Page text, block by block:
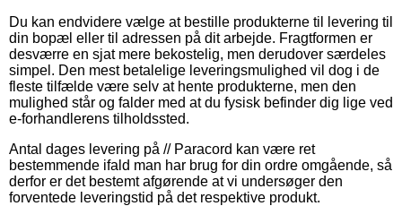
Du kan endvidere vælge at bestille produkterne til levering til
din bopæl eller til adressen på dit arbejde. Fragtformen er
desværre en sjat mere bekostelig, men derudover særdeles
simpel. Den mest betalelige leveringsmulighed vil dog i de
fleste tilfælde være selv at hente produkterne, men den
mulighed står og falder med at du fysisk befinder dig lige ved
e-forhandlerens tilholdssted.
Antal dages levering på // Paracord kan være ret
bestemmende ifald man har brug for din ordre omgående, så
derfor er det bestemt afgørende at vi undersøger den
forventede leveringstid på det respektive produkt.